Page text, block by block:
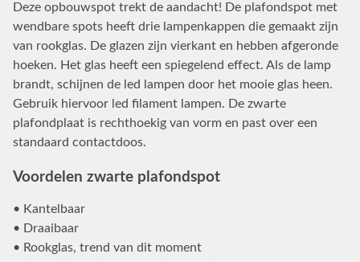
Deze opbouwspot trekt de aandacht! De plafondspot met
wendbare spots heeft drie lampenkappen die gemaakt zijn
van rookglas. De glazen zijn vierkant en hebben afgeronde
hoeken. Het glas heeft een spiegelend effect. Als de lamp
brandt, schijnen de led lampen door het mooie glas heen.
Gebruik hiervoor led filament lampen. De zwarte
plafondplaat is rechthoekig van vorm en past over een
standaard contactdoos.
Voordelen zwarte plafondspot
• Kantelbaar
• Draaibaar
• Rookglas, trend van dit moment